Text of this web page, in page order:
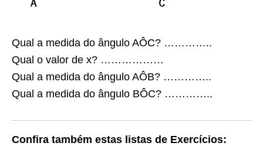
Qual a medida do ângulo AÔC? …………..
Qual o valor de x? ………………
Qual a medida do ângulo AÔB? …………..
Qual a medida do ângulo BÔC? …………..
Confira também estas listas de Exercícios: